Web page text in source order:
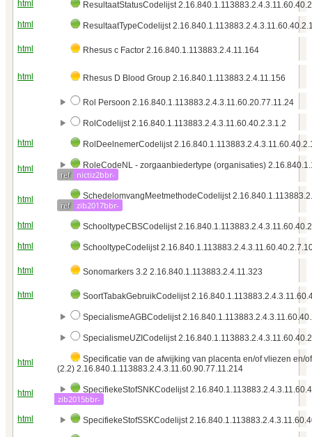
html
ResultaatStatusCodelijst
html
ResultaatTypeCodelijst
html Rhesus c Factor 2.16.840.1.113883.2.4.11.164
html Rhesus D Blood Group 2.16.840.1.113883.2.4.11.156
Rol Persoon 2.16.840.1.113883.2.4.3.11.60.20.77.11.24
RolCodelijst 2.16.840.1.113883.2.4.3.11.60.40.2.3.1.2
html
RolDeelnemerCodelijst
html RoleCodeNL - zorgaanbiedertype (organisaties)
ref nictiz2bbr-
html SchedelomvangMeetmethodeCodelijst
ref zib2017bbr-
html
SchooltypeCBSCodelijst
html
SchooltypeCodelijst
html Sonomarkers 3.2 2.16.840.1.113883.2.4.11.323
html SoortTabakGebruikCodelijst
SpecialismeAGBCodelijst
SpecialismeUZICodelijst
html
Specificatie van de afwijking van placenta en/of vliezen en/
(2.2) 2.16.840.1.113883.2.4.3.11.60.90.77.11.214
html SpecifiekeStofSNKCodelijst
zib2015bbr-
html SpecifiekeStofSSKCodelijst